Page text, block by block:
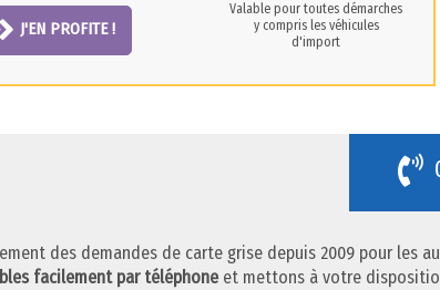
J'EN PROFITE !
Valable pour toutes démarches
y compris les véhicules
d'import
des demandes de carte grise depuis 2009 pour les
facilement par téléphoneet mettons à votre